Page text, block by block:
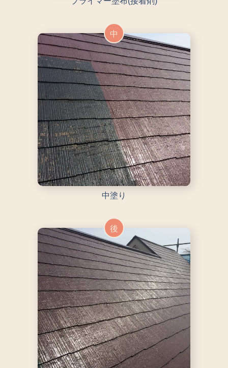
中
中塗り
後